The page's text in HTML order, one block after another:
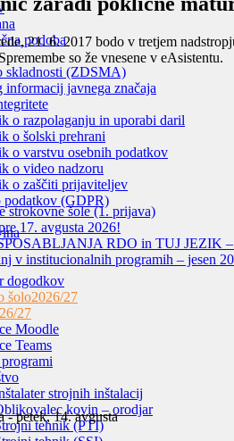
podoba
skladnosti (ZDSMA)
informacij javnega značaja
o razpolaganju in uporabi daril
o šolski prehrani
o varstvu osebnih podatkov
o video nadzoru
o zaščiti prijaviteljev
podatkov (GDPR)
dogodkov
šolo2026/27
27
Moodle
Teams
strojnih inštalacij
kovin – orodjar
tehnik (PTI)
21. 6. 2017 bodo v tretjem
so že vnesene v eAsistentu.
strokovne šole (1. prijava)
17. avgusta 2026!
RDO in TUJ JEZIK –
v institucionalnih programih – jesen
-petek, 14. avgusta